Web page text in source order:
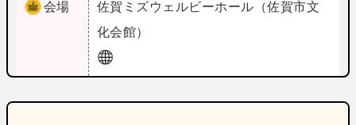
会場 佐賀 ミズウェルビーホール（佐賀市文
化会館）